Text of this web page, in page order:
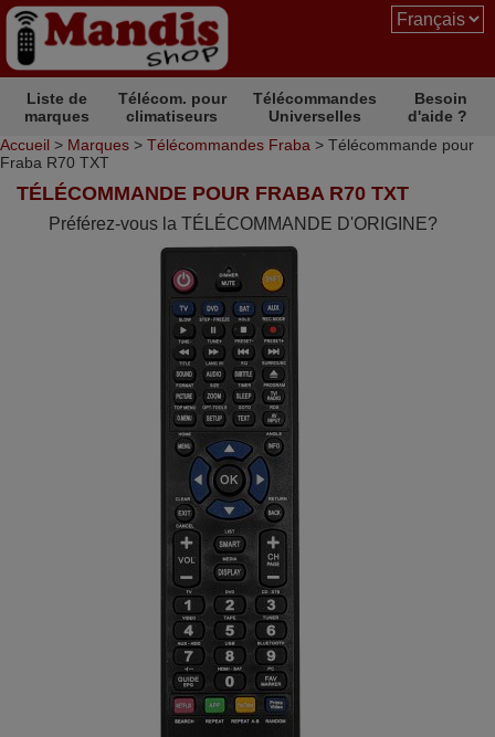
Liste de
marques
Télécom. pour
climatiseurs
Télécommandes
Universelles
Besoin
d'aide ?
Accueil > Marques > Télécommandes Fraba > Télécommande pour
Fraba R70 TXT
TÉLÉCOMMANDE POUR FRABA R70 TXT
Préférez-vous la TÉLÉCOMMANDE D'ORIGINE?